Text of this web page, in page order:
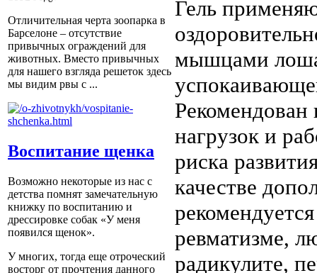
Отличительная черта зоопарка в
Барселоне – отсутствие
привычных ограждений для
животных. Вместо привычных
для нашего взгляда решеток здесь
мы видим рвы с ...
Воспитание щенка
Возможно некоторые из нас с
детства помнят замечательную
книжку по воспитанию и
дрессировке собак «У меня
появился щенок».
У многих, тогда еще отроческий
восторг от прочтения данного
Гель
мышцами
нагрузок и
риска
качестве
ревматизме,
радикулите,